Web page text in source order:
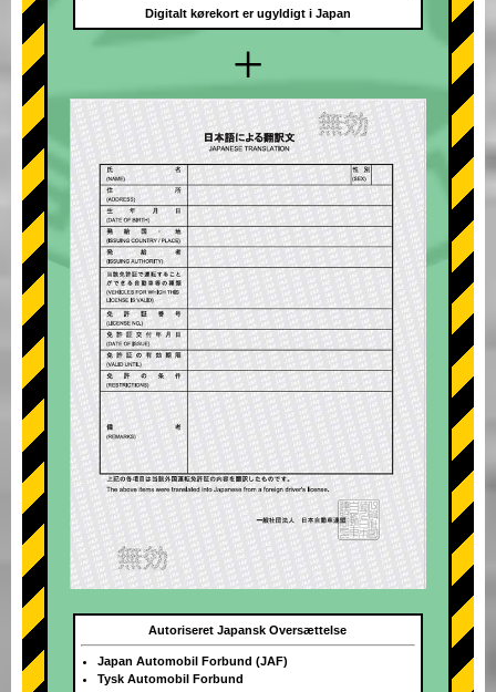
+
Digitalt kørekort er ugyldigt i Japan
Autoriseret Japansk Oversættelse
Japan Automobil Forbund (JAF)
Tysk Automobil Forbund